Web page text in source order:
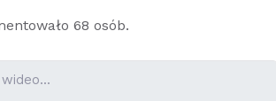
68 osób.